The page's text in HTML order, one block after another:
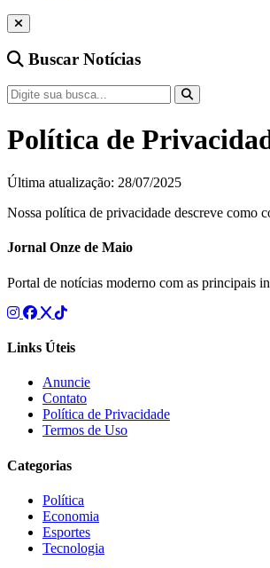
Buscar Notícias
Política de
Última atualização: 28/07/2025
Nossa política de privacidade descreve como
Jornal Onze de Maio
Portal de notícias moderno com as principais
Links Úteis
Anuncie
Contato
Política de Privacidade
Termos de Uso
Categorias
Política
Economia
Esportes
Tecnologia